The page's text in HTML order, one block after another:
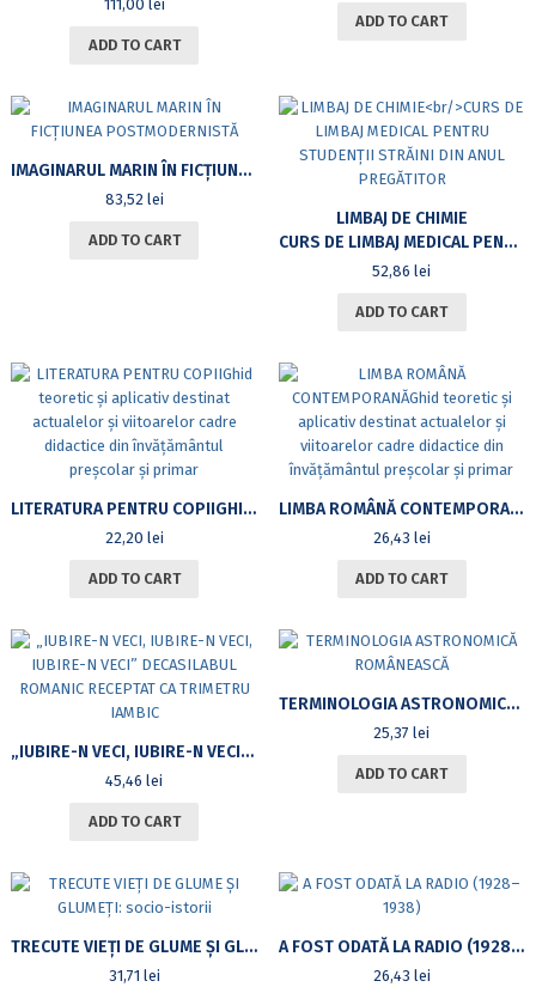
111,00 lei
ADD TO CART
ADD TO CART
IMAGINARUL MARIN ÎN FICȚIUNEA POSTMODERNISTĂ
83,52 lei
ADD TO CART
LIMBAJ DE CHIMIE
CURS DE LIMBAJ MEDICAL PENTRU STUDENȚII STRĂINI DIN ANUL PREGĂTITOR
52,86lei
ADD TO CART
LITERATURA PENTRU COPIIGHID TEORETIC ȘI APLICATIV DESTINAT ACTUALELOR ȘI VIITOARELOR CADRE DIDACTICE DIN ÎNVĂȚĂMÂNTUL PREȘCOLAR ȘI PRIMAR
22,20 lei
ADD TO CART
LIMBA ROMÂNĂ CONTEMPORANĂGHID TEORETIC ȘI APLICATIV DESTINAT ACTUALELOR ȘI VIITOARELOR CADRE DIDACTICE DIN ÎNVĂȚĂMÂNTUL PREȘCOLAR ȘI PRIMAR
26,43 lei
ADD TO CART
„IUBIRE-N VECI, IUBIRE-N VECI, IUBIRE-N VECI” DECASILABUL ROMANIC RECEPTAT CA TRIMETRU IAMBIC
45,46lei
ADD TO CART
TERMINOLOGIA ASTRONOMICĂ ROMÂNEASCĂ
25,37lei
ADD TO CART
TRECUTE VIEȚI DE GLUME ȘI GLUMEȚI: SOCIO-ISTORII
31,71 lei
A FOST ODATĂ LA RADIO (1928–1938)
26,43 lei